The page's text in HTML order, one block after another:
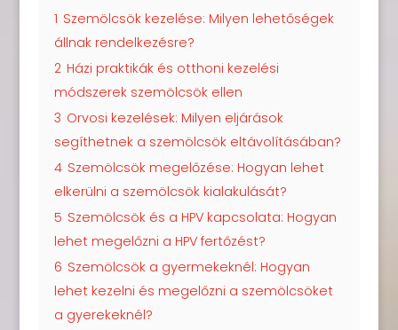
1 Szemölcsök kezelése: Milyen lehetőségek
állnak rendelkezésre?
2 Házi praktikák és otthoni kezelési
módszerek szemölcsök ellen
3 Orvosi kezelések: Milyen eljárások
segíthetnek a szemölcsök eltávolításában?
4 Szemölcsök megelőzése: Hogyan lehet
elkerülni a szemölcsök kialakulását?
5 Szemölcsök és a HPV kapcsolata: Hogyan
lehet megelőzni a HPV fertőzést?
6 Szemölcsök a gyermekeknél: Hogyan
lehet kezelni és megelőzni a szemölcsöket
a gyerekeknél?